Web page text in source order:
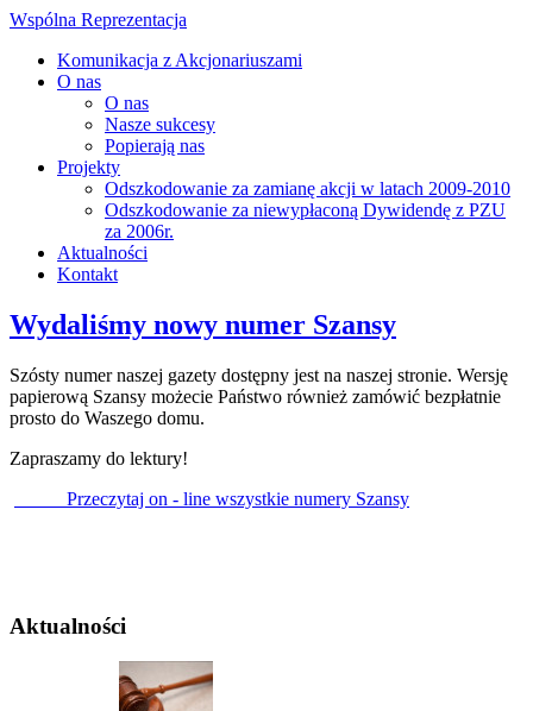
Wspólna Reprezentacja
Komunikacja z Akcjonariuszami
O nas
O nas
Nasze sukcesy
Popierają nas
Projekty
Odszkodowanie za zamianę akcji w latach 2009-2010
Odszkodowanie za niewypłaconą Dywidendę z PZU
za 2006r.
Aktualności
Kontakt
Wydaliśmy nowy numer Szansy
Szósty numer naszej gazety dostępny jest na naszej stronie. Wersję
papierową Szansy możecie Państwo również zamówić bezpłatnie
prosto do Waszego domu.
Zapraszamy do lektury!
Przeczytaj on - line wszystkie numery Szansy
Aktualności